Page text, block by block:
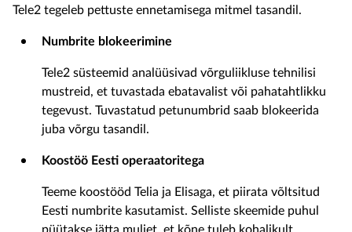
Tele2 tegeleb pettuste ennetamisega mitmel tasandil.
Numbrite blokeerimine
Tele2 süsteemid analüüsivad võrguliikluse tehnilisi
mustreid, et tuvastada ebatavalist või pahatahtlikku
tegevust. Tuvastatud petunumbrid saab blokeerida
juba võrgu tasandil.
Koostöö Eesti operaatoritega
Teeme koostööd Telia ja Elisaga, et piirata võltsitud
Eesti numbrite kasutamist. Selliste skeemide puhul